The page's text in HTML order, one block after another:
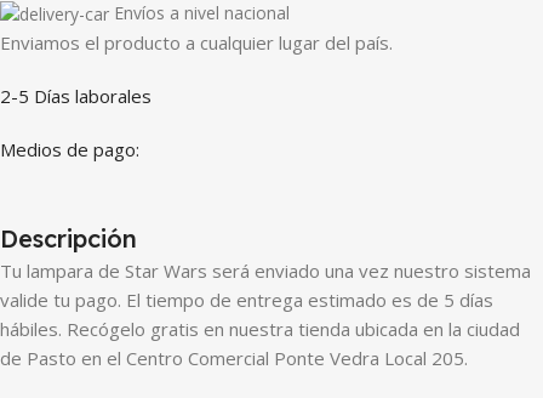
Envíos a nivel nacional
Enviamos el producto a cualquier lugar del país.
2-5 Días laborales
Medios de pago:
Descripción
Tu lampara de Star Wars será enviado una vez nuestro sistema
valide tu pago. El tiempo de entrega estimado es de 5 días
hábiles. Recógelo gratis en nuestra tienda ubicada en la ciudad
de Pasto en el Centro Comercial Ponte Vedra Local 205.